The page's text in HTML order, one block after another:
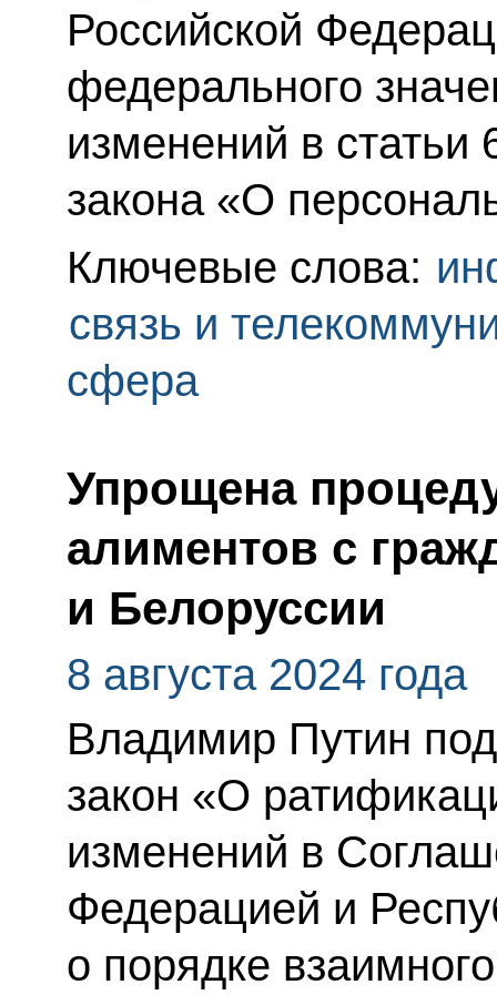
Российской
федерального
изменений в статьи
закона «О
Ключевые слова:
связь и
сфера
Упрощена
алиментов с
и Белоруссии
8 августа 2024 года
Владимир Путин
закон «О
изменений в
Федерацией и
о порядке